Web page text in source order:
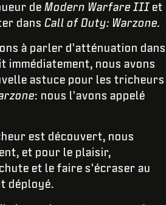
de Modern Warfare III et
dans Call of Duty: Warzone.
à parler d'atténuation dans
immédiatement, nous avons
astuce pour les tricheurs
: nous l'avons appelé
est découvert, nous
et pour le plaisir,
et le faire s'écraser au
déployé.